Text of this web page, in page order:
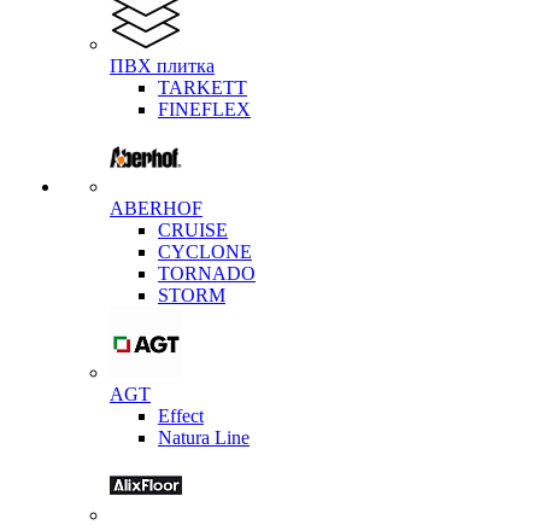
ПВХ плитка
TARKETT
FINEFLEX
ABERHOF
CRUISE
CYCLONE
TORNADO
STORM
AGT
Effect
Natura Line